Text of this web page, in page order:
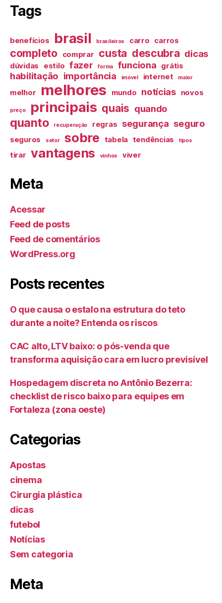
Tags
benefícios brasil brasileiros carro carros
completo comprar custa descubra dicas
dúvidas estilo fazer forma funciona grátis
habilitação importância imóvel internet maior
melhor melhores mundo notícias novos
preço principais quais quando
quanto recuperação regras segurança seguro
seguros setor sobre tabela tendências tipos
tirar vantagens vinhos viver
Meta
Acessar
Feed de posts
Feed de comentários
WordPress.org
Posts recentes
O que causa o estalo na estrutura do teto
durante a noite? Entenda os riscos
CAC alto, LTV baixo: o pós-venda que
transforma aquisição cara em lucro previsível
Hospedagem discreta no Antônio Bezerra:
checklist de risco baixo para equipes em
Fortaleza (zona oeste)
Categorias
Apostas
cinema
Cirurgia plástica
dicas
futebol
Notícias
Sem categoria
Meta